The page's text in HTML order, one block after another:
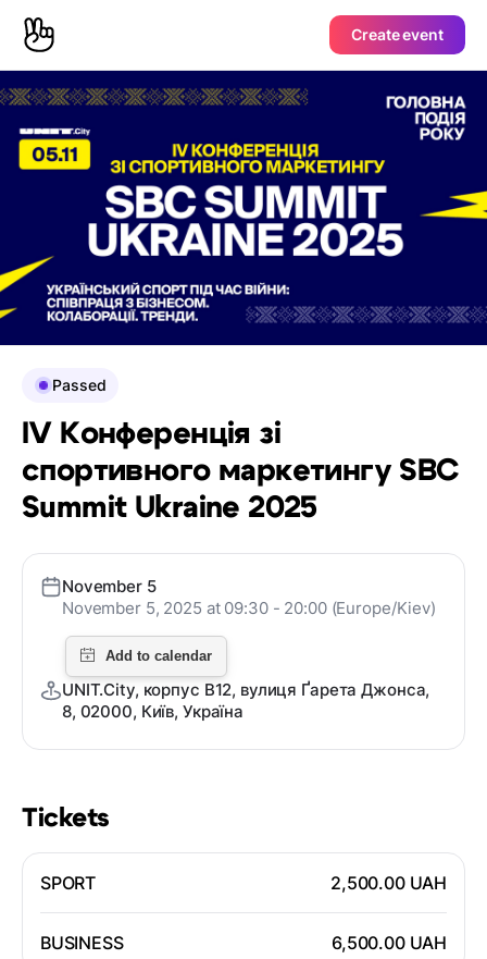
Create event
Tickets
SPORT 2,500.00 UAH
BUSINESS 6,500.00 UAH
Passed
IV Конференція зі
спортивного маркетингу SBC
Summit Ukraine 2025
November 5
November 5, 2025 at 09:30 - 20:00 (Europe/Kiev)
UNIT.City, корпус В12, вулиця Ґарета Джонса,
8, 02000, Київ, Україна